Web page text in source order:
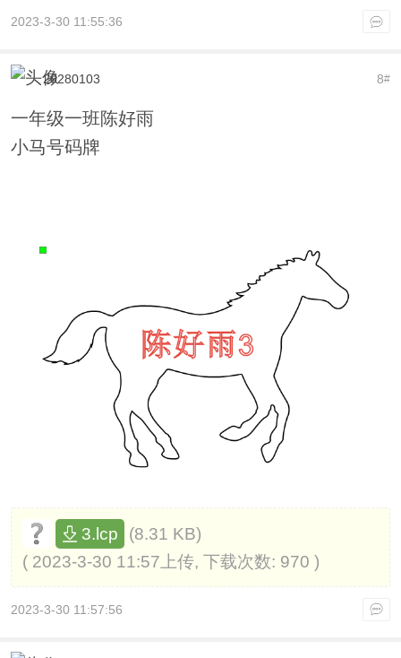
2023-3-30 11:55:36
8#
20280103
一年级一班陈好雨
小马号码牌
3.lcp
(8.31 KB)
( 2023-3-30 11:57上传, 下载次数: 970 )
2023-3-30 11:57:56